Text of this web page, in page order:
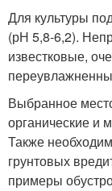
Для культуры
(рН 5,8-6,2).
известковые,
Выбранное
органические и
Также
грунтовых
примеры